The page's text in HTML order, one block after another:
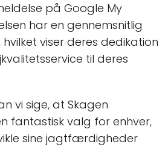
på Google My
har en gennemsnitlig
viser deres dedikation
til deres
vi sige, at Skagen
fantastisk valg for enhver,
sine jagtfærdigheder